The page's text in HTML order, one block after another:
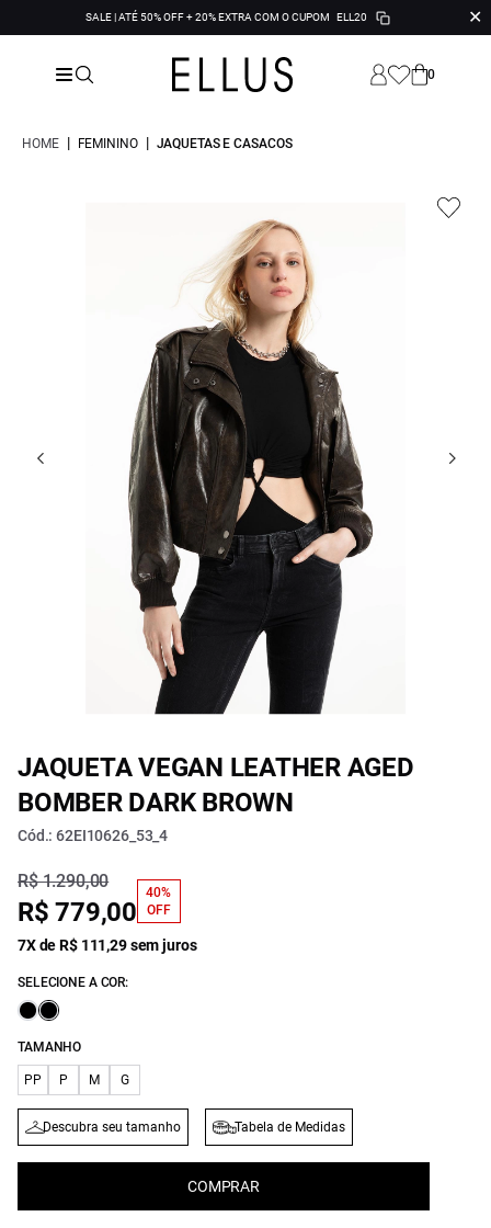
SALE | ATÉ 50% OFF + 20% EXTRA COM O CUPOM ELL20 ✕
0
HOME | FEMININO | JAQUETAS E CASACOS
JAQUETA VEGAN LEATHER AGED
BOMBER DARK BROWN
Cód.: 62EI10626_53_4
R$ 1.290,00
R$ 779,00
40%
OFF
7X de R$ 111,29 sem juros
SELECIONE A COR:
TAMANHO
PP P M G
Descubra seu tamanho Tabela de Medidas
COMPRAR